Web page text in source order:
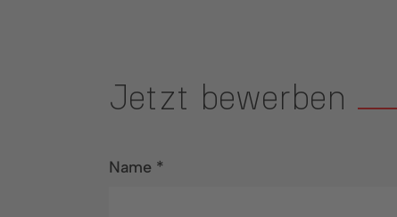
Jetzt bewerben
Name *